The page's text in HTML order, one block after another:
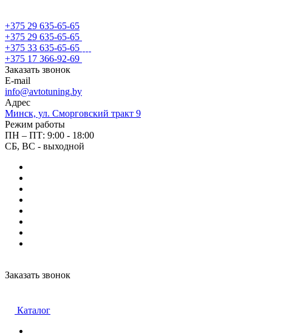
+375 29 635-65-65
+375 29 635-65-65
+375 33 635-65-65
+375 17 366-92-69
Заказать звонок
E-mail
info@avtotuning.by
Адрес
Минск, ул. Сморговский тракт 9
Режим работы
ПН – ПТ: 9:00 - 18:00
СБ, ВС - выходной
Заказать звонок
Каталог